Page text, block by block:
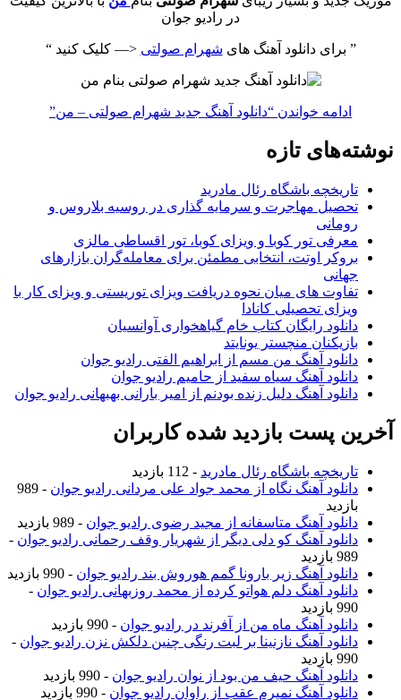
در رادیو جوان
” برای دانلود آهنگ های شهرام صولتی <— کلیک کنید “
ادامه خواندن “دانلود آهنگ جدید شهرام صولتی – من”
نوشته‌های تازه
تاریخچه باشگاه رئال مادرید
تحصیل مهاجرت و سرمایه گذاری در روسیه بلاروس و
رومانی
معرفی تور کوبا و ویزای کوبا، تور اقساطی مالزی
بروکر اوتت، انتخابی مطمئن برای معامله‌گران بازارهای
جهانی
تفاوت های میان نحوه دریافت ویزای توریستی و ویزای کار با
ویزای تحصیلی کانادا
دانلود رایگان کتاب خام گیاهخواری آوانسیان
بازیکنان منچستر یونایتد
دانلود آهنگ من مسم از ابراهیم الفتی رادیو جوان
دانلود آهنگ سیاه سفید از حامیم رادیو جوان
دانلود آهنگ دلیل زنده بودنم از امیر بارانی بهبهانی رادیو جوان
آخرین پست بازدید شده کاربران
تاریخچه باشگاه رئال مادرید - 112 بازدید
دانلود آهنگ نگاه از محمد جواد علی مردانی رادیو جوان
- 989
بازدید
دانلود آهنگ متاسفانه از مجید رضوی رادیو جوان - 989 بازدید
دانلود آهنگ کو دلی دیگر از شهریار وقف رحمانی رادیو جوان -
989 بازدید
دانلود آهنگ زیر بارونا گمم هوروش بند رادیو جوان - 990 بازدید
دانلود آهنگ دلم هواتو کرده از محمد روزبهانی رادیو جوان -
990 بازدید
دانلود آهنگ ماه من از آفرند در رادیو جوان - 990 بازدید
دانلود آهنگ نازنینا بر لبت رنگی چنین دلکش نزن رادیو جوان -
990 بازدید
دانلود آهنگ حیف من بود از نوان رادیو جوان - 990 بازدید
دانلود آهنگ نمیرم عقب از راوان رادیو جوان - 990 بازدید